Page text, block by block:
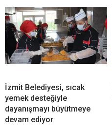
İzmit Belediyesi, sıcak
yemek desteğiyle
dayanışmayı büyütmeye
devam ediyor